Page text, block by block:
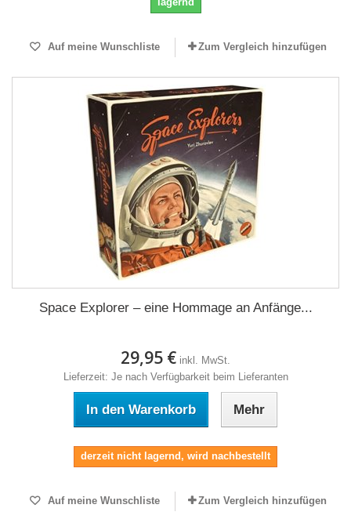
Auf meine Wunschliste Zum Vergleich hinzufügen
Space Explorer – eine Hommage an Anfänge...
29,95 € inkl. MwSt.
Lieferzeit: Je nach Verfügbarkeit beim Lieferanten
In den Warenkorb Mehr
derzeit nicht lagernd, wird nachbestellt
Auf meine Wunschliste Zum Vergleich hinzufügen